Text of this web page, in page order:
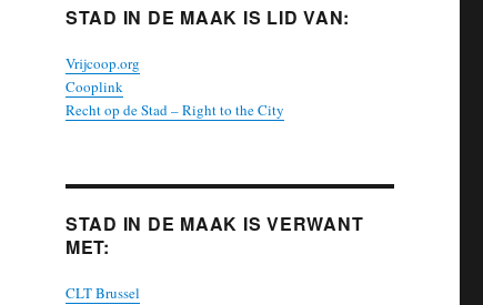
STAD IN DE MAAK IS LID VAN:
Vrijcoop.org
Cooplink
Recht op de Stad – Right to the City
STAD IN DE MAAK IS VERWANT
MET:
CLT Brussel